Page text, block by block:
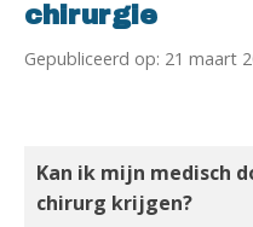
chirurgie
Gepubliceerd op: 21 maart
Kan ik mijn medisch
chirurg krijgen?